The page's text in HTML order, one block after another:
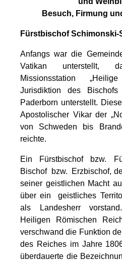
Besuch, Firmung
Fürstbischof Schimonski-
Anfangs war die
Vatikan unterstellt,
Missionsstation
Jurisdiktion des
Paderborn unterstellt.
Apostolischer Vikar der
von Schweden bis
reichte.
Ein Fürstbischof bzw.
Bischof bzw. Erzbischof,
seiner geistlichen Macht
über ein geistliches
als Landesherr
Heiligen Römischen
verschwand die Funktion
des Reiches im Jahre
überdauerte die